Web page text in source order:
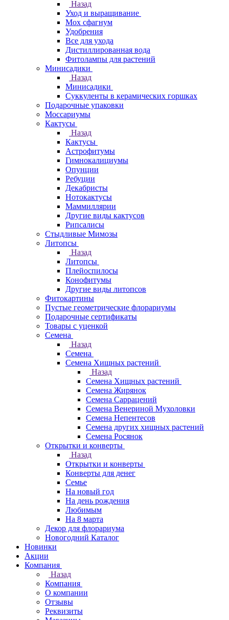
Назад
Уход и выращивание
Мох сфагнум
Удобрения
Все для ухода
Дистиллированная вода
Фитолампы для растений
Минисадики
Назад
Минисадики
Суккуленты в керамических горшках
Подарочные упаковки
Моссариумы
Кактусы
Назад
Кактусы
Астрофитумы
Гимнокалициумы
Опунции
Ребуции
Декабристы
Нотокактусы
Маммиллярии
Другие виды кактусов
Рипсалисы
Стыдливые Мимозы
Литопсы
Назад
Литопсы
Плейоспилосы
Конофитумы
Другие виды литопсов
Фитокартины
Пустые геометрические флорариумы
Подарочные сертификаты
Товары с уценкой
Семена
Назад
Семена
Семена Хищных растений
Назад
Семена Хищных растений
Семена Жирянок
Семена Саррацений
Семена Венериной Мухоловки
Семена Непентесов
Семена других хищных растений
Семена Росянок
Открытки и конверты
Назад
Открытки и конверты
Конверты для денег
Семье
На новый год
На день рождения
Любимым
На 8 марта
Декор для флорариума
Новогодний Каталог
Новинки
Акции
Компания
Назад
Компания
О компании
Отзывы
Реквизиты